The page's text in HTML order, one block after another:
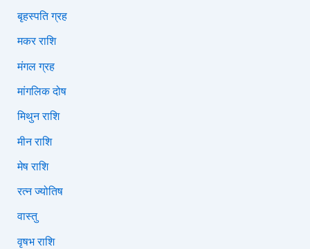
बृहस्पति ग्रह
मकर राशि
मंगल ग्रह
मांगलिक दोष
मिथुन राशि
मीन राशि
मेष राशि
रत्न ज्योतिष
वास्तु
वृषभ राशि